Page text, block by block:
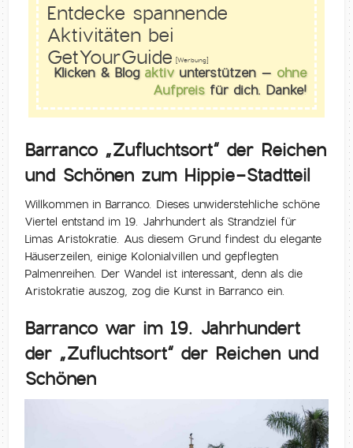
Entdecke spannende
Aktivitäten bei
GetYourGuide [Werbung]
Klicken & Blog aktivunterstützen – ohne
Aufpreisfür dich. Danke!
Barranco „Zufluchtsort“ der Reichen
und Schönen zum Hippie-Stadtteil
Willkommen in Barranco. Dieses unwiderstehliche schöne
Viertel entstand im 19. Jahrhundert als Strandziel für
Limas Aristokratie. Aus diesem Grund findest du elegante
Häuserzeilen, einige Kolonialvillen und gepflegten
Palmenreihen. Der Wandel ist interessant, denn als die
Aristokratie auszog, zog die Kunst in Barranco ein.
Barranco war im 19. Jahrhundert
der „Zufluchtsort“ der Reichen und
Schönen